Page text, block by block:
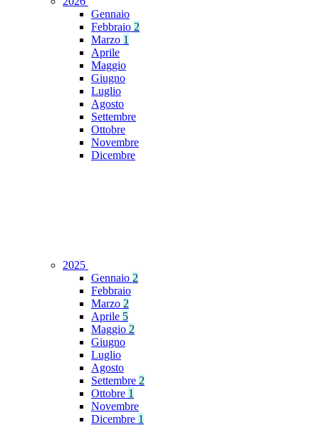
Gennaio
Febbraio 2
Marzo 1
Aprile
Maggio
Giugno
Luglio
Agosto
Settembre
Ottobre
Novembre
Dicembre
2025
Gennaio 2
Febbraio
Marzo 2
Aprile 5
Maggio 2
Giugno
Luglio
Agosto
Settembre 2
Ottobre 1
Novembre
Dicembre 1